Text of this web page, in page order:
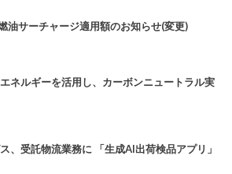
サーチャージ適用額のお知らせ(変更)
ネルギーを活用し、カーボンニュートラル実
、受託物流業務に 「生成AI出荷検品アプリ」